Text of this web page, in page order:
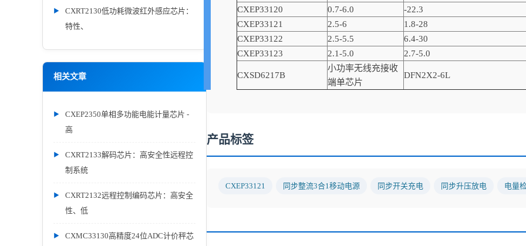
CXRT2130低功耗微波红外感应芯片：
特性、
相关文章
CXEP2350单相多功能电能计量芯片 -
高
CXRT2133解码芯片：高安全性远程控
制系统
CXRT2132远程控制编码芯片：高安全
性、低
CXMC33130高精度24位ADC计价秤芯
CXEP33120
0.7-6.0
-22.3
CXEP33121
2.5-6
1.8-28
CXEP33122
2.5-5.5
6.4-30
CXEP33123
2.1-5.0 2.7-5.0
CXSD6217B
小功率无线充接收
端单芯片
DFN2X2-6L
产品标签
CXEP33121 同步整流3合1移动电源 同步开关充电 同步升压放电 电量